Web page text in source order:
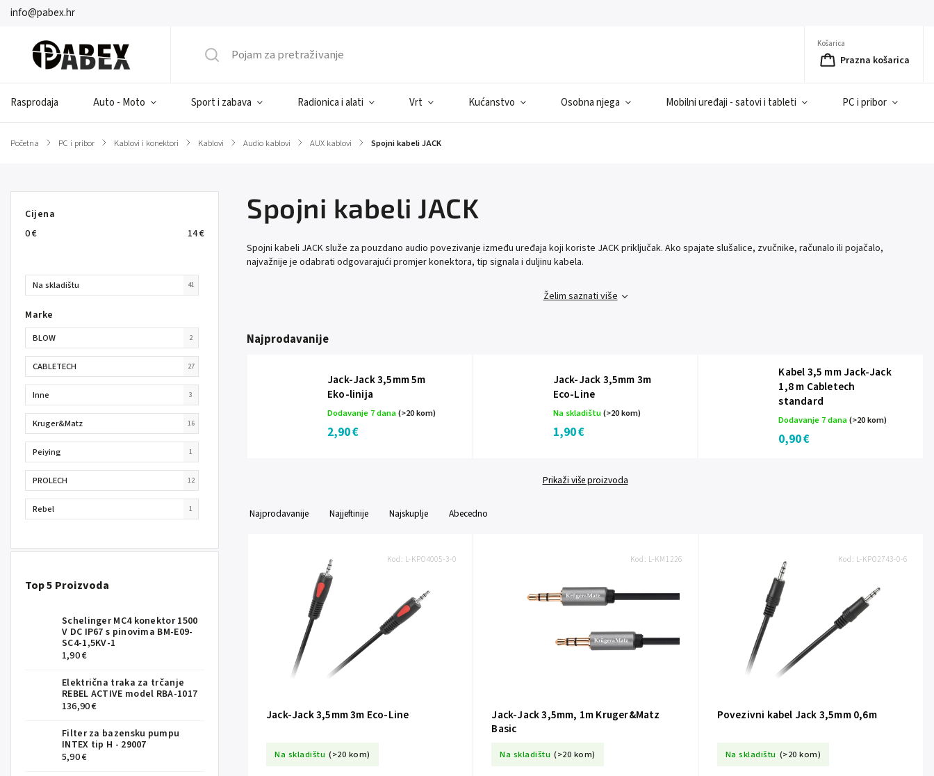
info@pabex.hr
Košarica
Prazna košarica
Rasprodaja Auto - Moto Sport i zabava Radionica i alati Vrt Kućanstvo Osobna njega Mobilni uređaji - satovi i tableti PC i pribor
Početna / PC i pribor / Kablovi i konektori / Kablovi / Audio kablovi / AUX kablovi / Spojni kabeli JACK
Cijena
0€ 14€
Na skladištu 41
Marke
BLOW 2
CABLETECH 27
Inne 3
Kruger&Matz 16
Peiying 1
PROLECH 12
Rebel 1
Top 5 Proizvoda
Schelinger MC4 konektor 1500
V DC IP67 s pinovima BM-E09-
SC4-1,5KV-1
1,90 €
Električna traka za trčanje
REBEL ACTIVE model RBA-1017
136,90 €
Filter za bazensku pumpu
INTEX tip H - 29007
5,90 €
Spojni kabeli JACK
Spojni kabeli JACK služe za pouzdano audio povezivanje između uređaja koji koriste JACK priključak. Ako spajate slušalice, zvučnike, računalo ili pojačalo,
najvažnije je odabrati odgovarajući promjer konektora, tip signala i duljinu kabela.
Želim saznati više
Najprodavanije
Jack-Jack 3,5mm 5m
Eko-linija
Dodavanje 7 dana(>20 kom)
2,90 €
Jack-Jack 3,5mm 3m
Eco-Line
Na skladištu(>20 kom)
1,90 €
Kabel 3,5 mm Jack-Jack
1,8 m Cabletech
standard
Dodavanje 7 dana(>20 kom)
0,90 €
Prikaži više proizvoda
Najprodavanije Najjeftinije Najskuplje Abecedno
Jack-Jack 3,5mm 3m Eco-Line
Na skladištu (>20 kom)
Kod: L-KPO4005-3-0
Jack-Jack 3,5mm, 1m Kruger&Matz
Basic
Na skladištu (>20 kom)
Kod: L-KM1226
Povezivni kabel Jack 3,5mm 0,6m
Na skladištu (>20 kom)
Kod: L-KPO2743-0-6